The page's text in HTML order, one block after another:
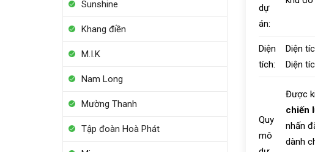
Sunshine
Khang điền
M.I.K
Nam Long
Mường Thanh
Tập đoàn Hoà Phát
dự
án:
Diện
tích:
Diện
Diện
Quy
mô
Được
chiến
nhấn
dành